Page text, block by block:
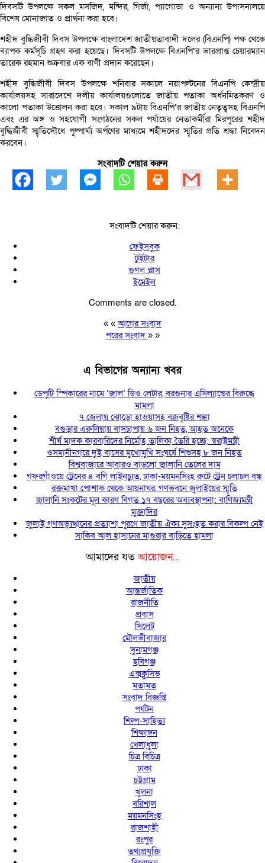
দিবসটি উপলক্ষে সকল মসজিদ, মন্দির, গির্জা, প্যাগোডা ও অন্যান্য উপাসনালয়ে
বিশেষ মোনাজাত ও প্রার্থনা করা হবে।
শহীদ বুদ্ধিজীবী দিবস উপলক্ষে বাংলাদেশ জাতীয়তাবাদী দলের (বিএনপি) পক্ষ থেকে
ব্যাপক কর্মসূচি গ্রহণ করা হয়েছে। দিবসটি উপলক্ষে বিএনপি’র ভারপ্রাপ্ত চেয়ারম্যান
তারেক রহমান শুক্রবার এক বাণী প্রদান করেছেন।
শহীদ বুদ্ধিজীবী দিবস উপলক্ষে শনিবার সকালে নয়াপল্টনের বিএনপি কেন্দ্রীয়
কার্যালয়সহ সারাদেশে দলীয় কার্যালয়গুলোতে জাতীয় পতাকা অর্ধনমিতকরণ ও
কালো পতাকা উত্তোলন করা হবে। সকাল ৯টায় বিএনপি’র জাতীয় নেতৃত্বসহ বিএনপি
এবং এর অঙ্গ ও সহযোগী সংগঠনের সকল পর্যায়ের নেতাকর্মীরা মিরপুরের শহীদ
বুদ্ধিজীবী স্মৃতিসৌধে পুষ্পার্ঘ্য অর্পণের মাধ্যমে শহীদদের স্মৃতির প্রতি শ্রদ্ধা নিবেদন
করবেন।
সংবাদটি শেয়ার করুন
সংবাদটি শেয়ার করুন:
ফেইসবুক
টুইটার
গুগল প্লাস
ইমেইল
Comments are closed.
« «আগের সংবাদ
পরের সংবাদ » »
এ বিভাগের অন্যান্য খবর
ডেপুটি স্পিকারের নামে ‘জাল’ ডিও লেটার, বরগুনার এসিল্যান্ডের বিরুদ্ধে
মামলা
৭ জেলায় ঝোড়ো হাওয়াসহ বজ্রবৃষ্টির শঙ্কা
বগুড়ার এরুলিয়ায় বাসচাপায় ৬ জন নিহত, আহত অনেকে
শীর্ষ মাদক কারবারিদের নির্মোহ তালিকা তৈরি হচ্ছে: স্বরাষ্ট্রমন্ত্রী
ওসমানীনগরে দুই বাসের মুখোমুখি সংঘর্ষে শিশুসহ ৮ জন নিহত
বিশ্ববাজারে আবারও বাড়লো জ্বালানি তেলের দাম
গফরগাঁওয়ে ট্রেনের ৪ বগি লাইনচ্যুত, ঢাকা-ময়মনসিংহ রুটে ট্রেন চলাচল বন্ধ
রক্তমাখা পোশাক থেকে আয়নাঘর, গণভবনে জুলাইয়ের স্মৃতি
জ্বালানি সংকটের মূল কারণ বিগত ১৭ বছরের অব্যবস্থাপনা: বাণিজ্যমন্ত্রী
মুক্তাদির
জুলাই গণঅভ্যুত্থানের প্রত্যাশা পূরণে জাতীয় ঐক্য সুসংহত করার বিকল্প নেই
সাকিব আল হাসানের মাগুরার বাড়িতে হামলা
আমাদের যতআয়োজন...
জাতীয়
আন্তর্জাতিক
রাজনীতি
প্রবাস
সিলেট
মৌলভীবাজার
সুনামগঞ্জ
হবিগঞ্জ
এক্সক্লুসিভ
মতামত
সংবাদ বিজ্ঞপ্তি
পর্যটন
শিল্প-সাহিত্য
শিক্ষাঙ্গন
খেলাধুলা
চিত্র বিচিত্র
ঢাকা
চট্টগ্রাম
খুলনা
বরিশাল
ময়মনসিংহ
রাজশাহী
রংপুর
তথ্যপ্রযুক্তি